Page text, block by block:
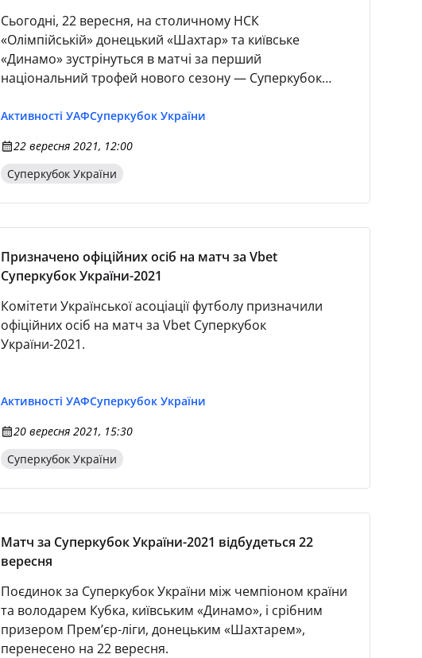
Сьогодні, 22 вересня, на столичному НСК
«Олімпійській» донецький «Шахтар» та київське
«Динамо» зустрінуться в матчі за перший
національний трофей нового сезону — Суперкубок
Активності УАФСуперкубок України
22 вересня 2021, 12:00
Суперкубок України
Призначено офіційних осіб на матч за Vbet
Суперкубок України-2021
Комітети Української асоціації футболу призначили
офіційних осіб на матч за Vbet Суперкубок
України-2021.
Активності УАФСуперкубок України
20 вересня 2021, 15:30
Суперкубок України
Матч за Суперкубок України-2021 відбудеться 22
вересня
Поєдинок за Суперкубок України між чемпіоном країни
та володарем Кубка, київським «Динамо», і срібним
призером Прем’єр-ліги, донецьким «Шахтарем»,
перенесено на 22 вересня.